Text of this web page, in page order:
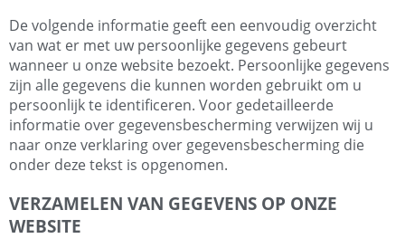
De volgende informatie geeft een eenvoudig overzicht
van wat er met uw persoonlijke gegevens gebeurt
wanneer u onze website bezoekt. Persoonlijke gegevens
zijn alle gegevens die kunnen worden gebruikt om u
persoonlijk te identificeren. Voor gedetailleerde
informatie over gegevensbescherming verwijzen wij u
naar onze verklaring over gegevensbescherming die
onder deze tekst is opgenomen.
VERZAMELEN VAN GEGEVENS OP ONZE
WEBSITE